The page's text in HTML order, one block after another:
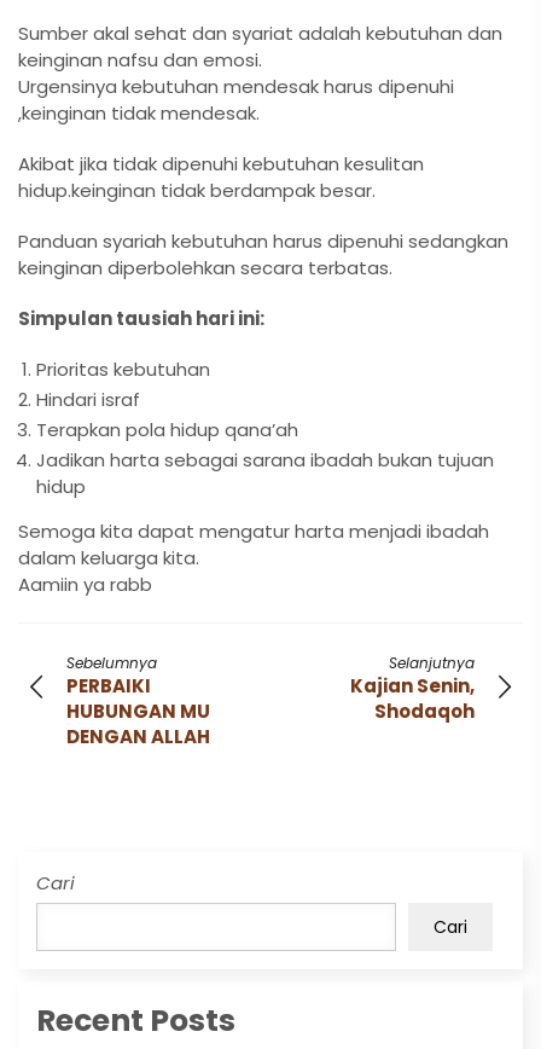
Sumber akal sehat dan syariat adalah kebutuhan dan
keinginan nafsu dan emosi.
Urgensinya kebutuhan mendesak harus dipenuhi
,keinginan tidak mendesak.
Akibat jika tidak dipenuhi kebutuhan kesulitan
hidup.keinginan tidak berdampak besar.
Panduan syariah kebutuhan harus dipenuhi sedangkan
keinginan diperbolehkan secara terbatas.
Simpulan tausiah hari ini:
Prioritas kebutuhan
Hindari israf
Terapkan pola hidup qana’ah
Jadikan harta sebagai sarana ibadah bukan tujuan
hidup
Semoga kita dapat mengatur harta menjadi ibadah
dalam keluarga kita.
Aamiin ya rabb
Sebelumnya
PERBAIKI
HUBUNGAN MU
DENGAN ALLAH
Selanjutnya
Kajian Senin,
Shodaqoh
Cari
Cari
Recent Posts